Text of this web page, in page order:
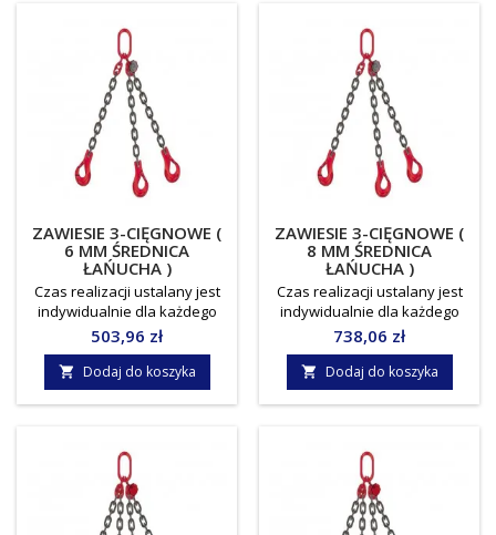
tonyJednostka miary: sztuka
tonyJednostka miary: sztuka
ZAWIESIE 3-CIĘGNOWE (
6 MM ŚREDNICA
ŁAŃUCHA )
Czas realizacji ustalany jest
indywidualnie dla każdego
zamówienia.Towar do
odbioru osobistego, lub
indywidualnie ustalany koszt
dostawy !!! Norma: EN818-
4Średnica łańcucha: 6
tonyJednostka miary: sztuka
Cena
503,96 zł
 Dodaj do koszyka
ZAWIESIE 3-CIĘGNOWE (
8 MM ŚREDNICA
ŁAŃUCHA )
Czas realizacji ustalany jest
indywidualnie dla każdego
zamówienia.Towar do
odbioru osobistego, lub
indywidualnie ustalany koszt
dostawy !!! Norma: EN818-
4Średnica łańcucha: 8
tonyJednostka miary: sztuka
Cena
738,06 zł
 Dodaj do koszyka